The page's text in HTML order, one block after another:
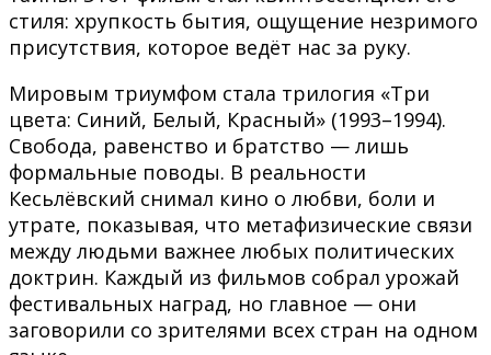
стиля: хрупкость бытия, ощущение незримого
присутствия, которое ведёт нас за руку.
Мировым триумфом стала трилогия «Три
цвета: Синий, Белый, Красный» (1993–1994).
Свобода, равенство и братство — лишь
формальные поводы. В реальности
Кесьлёвский снимал кино о любви, боли и
утрате, показывая, что метафизические связи
между людьми важнее любых политических
доктрин. Каждый из фильмов собрал урожай
фестивальных наград, но главное — они
заговорили со зрителями всех стран на одном